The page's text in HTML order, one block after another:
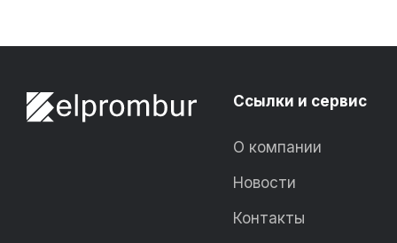
Ссылки и сервис
О компании
Новости
Контакты